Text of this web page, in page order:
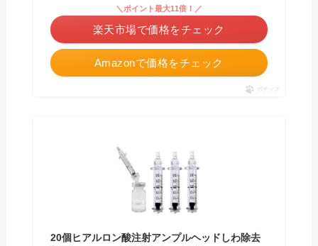
Amazonで価格をチェック
＼ポイント最大11倍！／
楽天市場で価格をチェック
ポチップ
20個ヒアルロン酸注射アンプルヘッドしわ除去